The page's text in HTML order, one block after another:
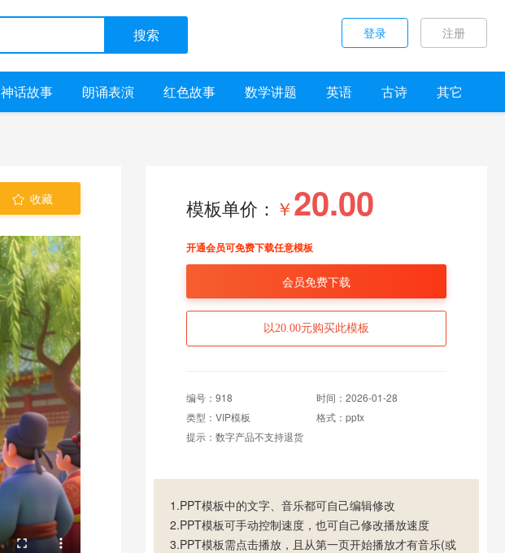
搜索 注册
登录
神话故事 朗诵表演 红色故事 数学讲题 英语 古诗 其它
收藏 模板单价： ￥20.00
开通会员可免费下载任意模板
会员免费下载
以20.00元购买此模板
编号：918
时间：2026-01-28
类型：VIP模板
格式：pptx
提示：数字产品不支持退货
1.PPT模板中的文字、音乐都可自己编辑修改
2.PPT模板可手动控制速度，也可自己修改播放速度
3.PPT模板需点击播放，且从第一页开始播放才有音乐(或